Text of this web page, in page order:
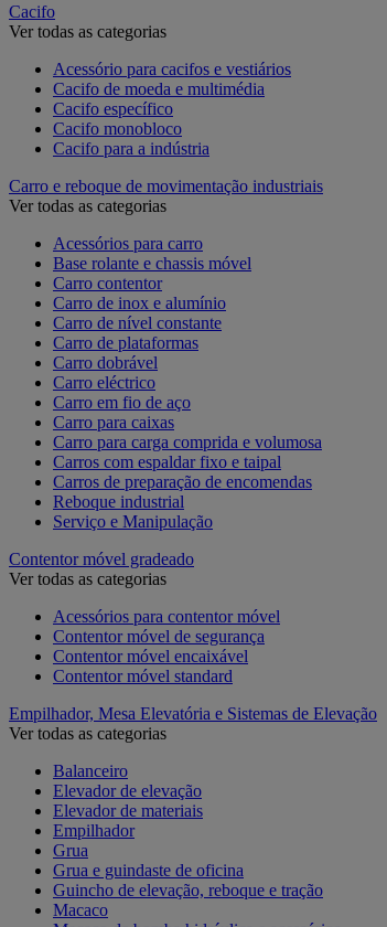
Cacifo
Ver todas as categorias
Acessório para cacifos e vestiários
Cacifo de moeda e multimédia
Cacifo específico
Cacifo monobloco
Cacifo para a indústria
Carro e reboque de movimentação industriais
Ver todas as categorias
Acessórios para carro
Base rolante e chassis móvel
Carro contentor
Carro de inox e alumínio
Carro de nível constante
Carro de plataformas
Carro dobrável
Carro eléctrico
Carro em fio de aço
Carro para caixas
Carro para carga comprida e volumosa
Carros com espaldar fixo e taipal
Carros de preparação de encomendas
Reboque industrial
Serviço e Manipulação
Contentor móvel gradeado
Ver todas as categorias
Acessórios para contentor móvel
Contentor móvel de segurança
Contentor móvel encaixável
Contentor móvel standard
Empilhador, Mesa Elevatória e Sistemas de Elevação
Ver todas as categorias
Balanceiro
Elevador de elevação
Elevador de materiais
Empilhador
Grua
Grua e guindaste de oficina
Guincho de elevação, reboque e tração
Macaco